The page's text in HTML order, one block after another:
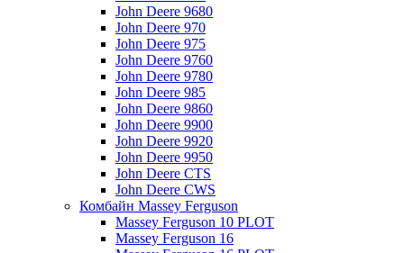
John Deere 9680
John Deere 970
John Deere 975
John Deere 9760
John Deere 9780
John Deere 985
John Deere 9860
John Deere 9900
John Deere 9920
John Deere 9950
John Deere CTS
John Deere CWS
Комбайн Massey Ferguson
Massey Ferguson 10 PLOT
Massey Ferguson 16